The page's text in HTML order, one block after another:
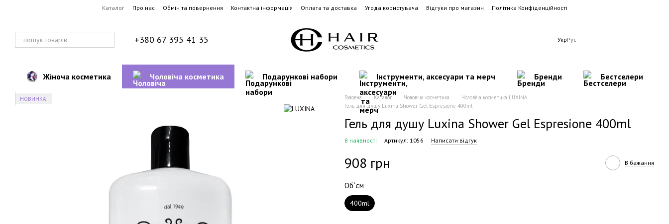
Перейти до основного контентуКаталог Про нас Обмін та повернення Контактна інформація Оплата та доставка Угода користувача Відгуки про магазин Політика Конфіденційності
+380 67 395 41 35 УкрРус
Жіноча косметика Чоловіча косметика Подарункові набори Інструменти, аксесуари та мерч Бренди Бестселери
НОВИНКА Головна Каталог Чоловіча косметика
Чоловіча косметика LUXINA
Гель для душу Luxina Shower Gel Espresione 400ml
Гель для душу Luxina Shower Gel Espresione 400ml
В наявності Артикул: 1056 Написати відгук
908 грн В бажання
Об`єм
400ml